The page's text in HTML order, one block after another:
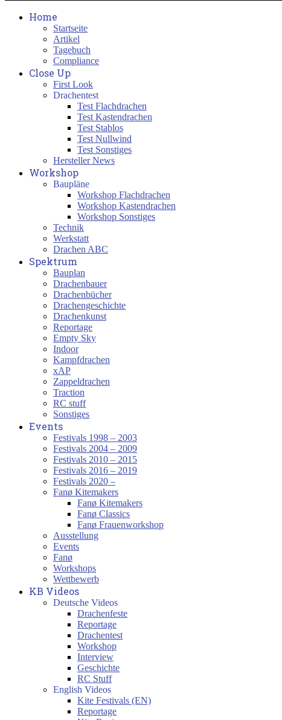
Home
Startseite
Artikel
Tagebuch
Compliance
Close Up
First Look
Drachentest
Test Flachdrachen
Test Kastendrachen
Test Stablos
Test Nullwind
Test Sonstiges
Hersteller News
Workshop
Baupläne
Workshop Flachdrachen
Workshop Kastendrachen
Workshop Sonstiges
Technik
Werkstatt
Drachen ABC
Spektrum
Bauplan
Drachenbauer
Drachenbücher
Drachengeschichte
Drachenkunst
Reportage
Empty Sky
Indoor
Kampfdrachen
xAP
Zappeldrachen
Traction
RC stuff
Sonstiges
Events
Festivals 1998 – 2003
Festivals 2004 – 2009
Festivals 2010 – 2015
Festivals 2016 – 2019
Festivals 2020 –
Fanø Kitemakers
Fanø Kitemakers
Fanø Classics
Fanø Frauenworkshop
Ausstellung
Events
Fanø
Workshops
Wettbewerb
KB Videos
Deutsche Videos
Drachenfeste
Reportage
Drachentest
Workshop
Interview
Geschichte
RC Stuff
English Videos
Kite Festivals (EN)
Reportage